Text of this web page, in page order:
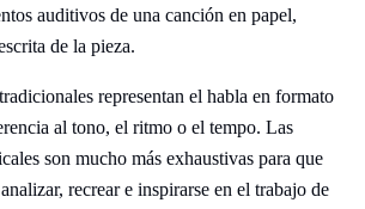
auditivos de una canción en papel,
de la pieza.
representan el habla en formato
al tono, el ritmo o el tempo. Las
son mucho más exhaustivas para que
recrear e inspirarse en el trabajo de